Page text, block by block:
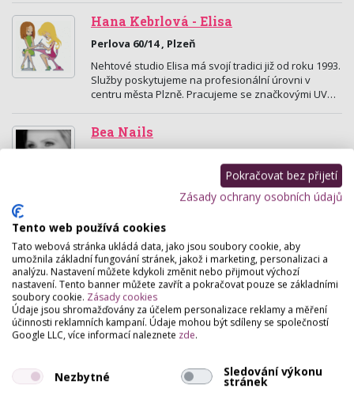
Hana Kebrlová - Elisa
Perlova 60/14 , Plzeň
Nehtové studio Elisa má svojí tradici již od roku 1993.
Služby poskytujeme na profesionální úrovni v
centru města Plzně. Pracujeme se značkovými UV…
Bea Nails
Každá žena touží mít krásné a upravené nehty,
Pion Beauty Studio
Sladkovského 13, Plzeň
Kosmetický salon Pion Vám nabízí nejmodernější
metody estetické péče, omlazení a krásy. Nabídka
našich služeb je velmi široká – postaráme se o
krásu…
Pod Všemi Svatými 3A, Plzeň
Pokračovat bez přijetí
Zásady ochrany osobních údajů
Tento web používá cookies
Tato webová stránka ukládá data, jako jsou soubory cookie, aby
umožnila základní fungování stránek, jakož i marketing, personalizaci a
analýzu. Nastavení můžete kdykoli změnit nebo přijmout výchozí
nastavení. Tento banner můžete zavřít a pokračovat pouze se základními
soubory cookie. Zásady cookies
Údaje jsou shromažďovány za účelem personalizace reklamy a měření
účinnosti reklamních kampaní. Údaje mohou být sdíleny se společností
Google LLC, více informací naleznete zde.
Nezbytné Sledování výkonu
stránek